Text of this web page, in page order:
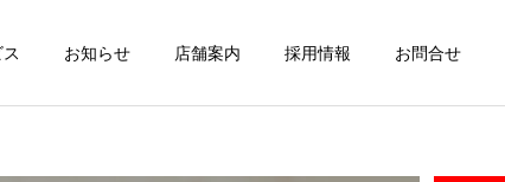
お知らせ 店舗案内 採用情報 お問合せ